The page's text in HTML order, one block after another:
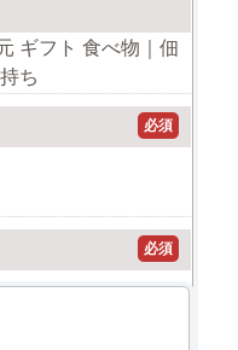
ギフト 食べ物｜佃
ち
必須
必須